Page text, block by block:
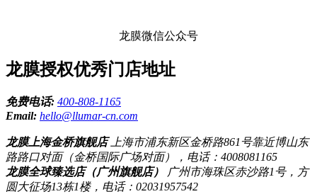
龙膜微信公众号
龙膜授权优秀门店地址
免费电话: 400-808-1165
Email: hello@llumar-cn.com
龙膜上海金桥旗舰店 上海市浦东新区金桥路861号靠近博山东
路路口对面（金桥国际广场对面），电话：4008081165
龙膜全球臻选店（广州旗舰店）
广州市海珠区赤沙路1号，方
圆大征场13栋1楼，电话：02031957542